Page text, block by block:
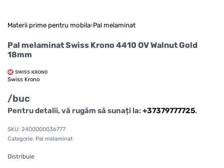
Materii prime pentru mobila›Pal melaminat
Pal melaminat Swiss Krono 4410 OV Walnut Gold
18mm
Swiss Krono
/buc
Pentru detalii, vă rugăm să sunați la:+37379777725.
2400000036777
Categorie: Pal melaminat
Distribuie